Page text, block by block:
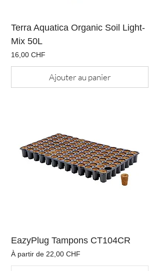
Terra Aquatica Organic Soil Light-
Mix 50L
Prix
16,00 CHF
Ajouter au panier
EazyPlug Tampons CT104CR
À partir de 22,00 CHF
Prix promotionnel